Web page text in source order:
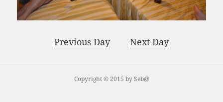
Previous Day Next Day
Copyright © 2015 by Seb@